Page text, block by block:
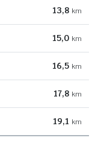
13,8 km
15,0 km
16,5 km
17,8 km
19,1 km